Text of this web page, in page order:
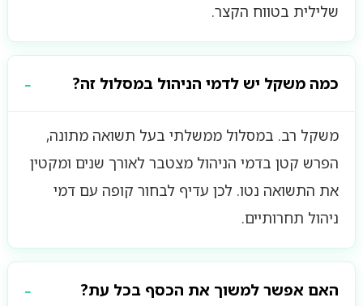
שלילית בטווח הקצר.
כמה משקל יש לדמי הניהול במסלול זה?
משקל רב. במסלול ממשלתי בעל תשואה מתונה,
הפרש קטן בדמי הניהול מצטבר לאורך שנים ומקטין
את התשואה נטו. לכן עדיף לבחור קופה עם דמי
ניהול תחרותיים.
האם אפשר למשוך את הכסף בכל עת?